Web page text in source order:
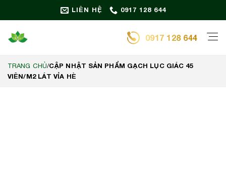
qua
dung
LIÊN HỆ 0917 128 644
0917 128 644
TRANG CHỦ/CẬP NHẬT SẢN PHẨM GẠCH LỤC GIÁC 45
VIÊN/M2 LÁT VỈA HÈ